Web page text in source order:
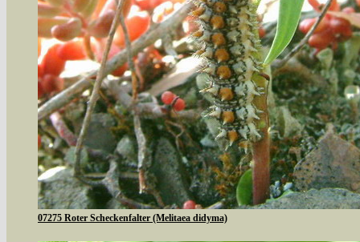
07275 Roter Scheckenfalter (Melitaea didyma)